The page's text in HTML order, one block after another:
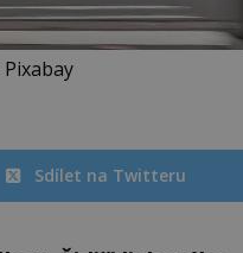
Sdílet na Twitteru